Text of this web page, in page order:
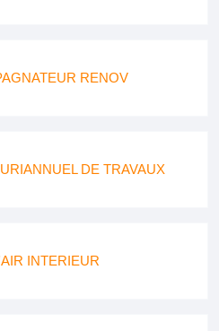
RENOV
DE TRAVAUX
INTERIEUR